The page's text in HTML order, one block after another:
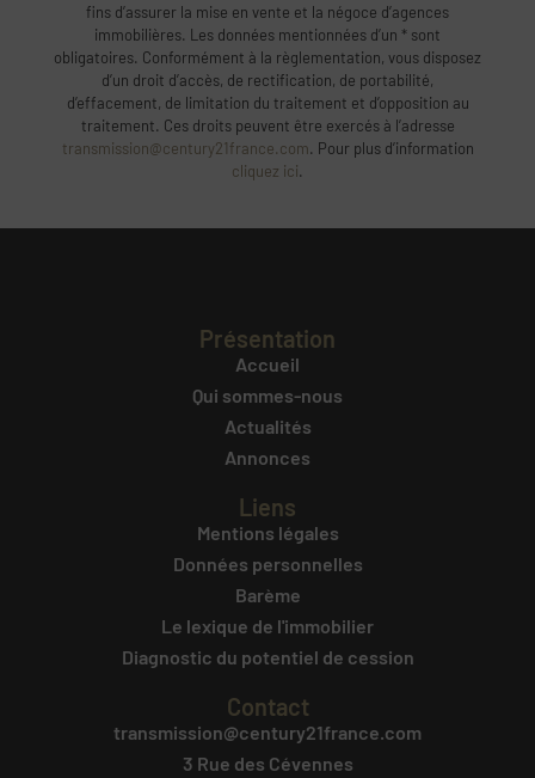
fins d’assurer la mise en vente et la négoce d’agences
immobilières. Les données mentionnées d’un * sont
obligatoires. Conformément à la règlementation, vous disposez
d’un droit d’accès, de rectification, de portabilité,
d’effacement, de limitation du traitement et d’opposition au
traitement. Ces droits peuvent être exercés à l’adresse
transmission@century21france.com. Pour plus d’information
cliquez ici.
Présentation
Accueil
Qui sommes-nous
Actualités
Annonces
Liens
Mentions légales
Données personnelles
Barème
Le lexique de l'immobilier
Diagnostic du potentiel de cession
Contact
transmission@century21france.com
3 Rue des Cévennes